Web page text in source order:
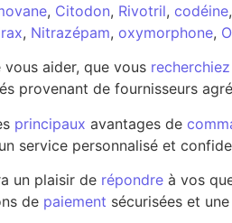
, Citodon, Rivotril, codéine,
, Nitrazépam, oxymorphone,
vous aider, que vous recherchiez
provenant de fournisseurs
principaux avantages de
service personnalisé et
un plaisir de répondre à vos
de paiement sécurisées et une